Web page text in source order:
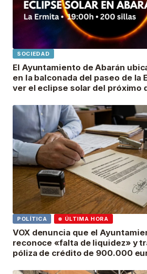
SOCIEDAD
El Ayuntamiento de Abarán
en la balconada del paseo de la
ver el eclipse solar del próximo
POLÍTICA ÚLTIMA HORA
VOX denuncia que el
reconoce «falta de liquidez» y
póliza de crédito de 900.000